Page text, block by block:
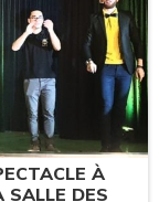
À
SALLE DES